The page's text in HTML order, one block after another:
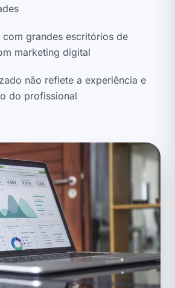
com grandes escritórios de
marketing digital
não reflete a experiência e
do profissional